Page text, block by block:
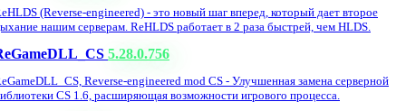
(Reverse-engineered) - это новый шаг вперед, который дает второе
нашим серверам. ReHLDS работает в 2 раза быстрей, чем HLDS.
5.28.0.756
Reverse-engineered mod CS - Улучшенная замена серверной
CS 1.6, расширяющая возможности игрового процесса.